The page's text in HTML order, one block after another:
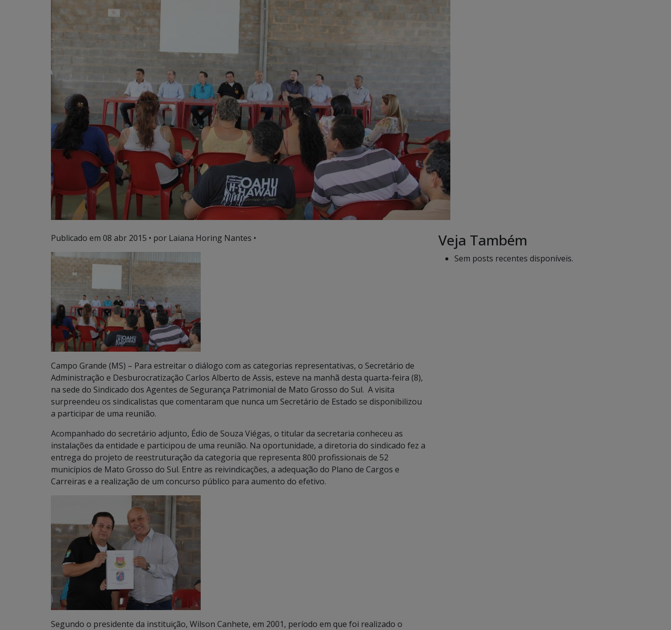
Publicado em 08 abr 2015 • por Laiana Horing Nantes •
Campo Grande (MS) – Para estreitar o diálogo com as categorias representativas, o Secretário de
Administração e Desburocratização Carlos Alberto de Assis, esteve na manhã desta quarta-feira (8),
na sede do Sindicado dos Agentes de Segurança Patrimonial de Mato Grosso do Sul. A visita
surpreendeu os sindicalistas que comentaram que nunca um Secretário de Estado se disponibilizou
a participar de uma reunião.
Acompanhado do secretário adjunto, Édio de Souza Viégas, o titular da secretaria conheceu as
instalações da entidade e participou de uma reunião. Na oportunidade, a diretoria do sindicado fez a
entrega do projeto de reestruturação da categoria que representa 800 profissionais de 52
municípios de Mato Grosso do Sul. Entre as reivindicações, a adequação do Plano de Cargos e
Carreiras e a realização de um concurso público para aumento do efetivo.
Segundo o presidente da instituição, Wilson Canhete, em 2001, período em que foi realizado o
Veja Também
Sem posts recentes disponíveis.